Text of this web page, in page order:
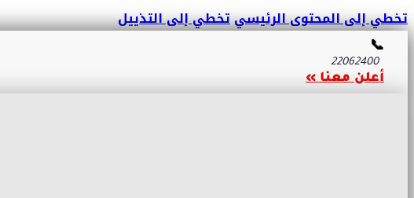
تخطي إلى المحتوى الرئيسيتخطي إلى التذييل
📞
22062400
أعلن معنا »